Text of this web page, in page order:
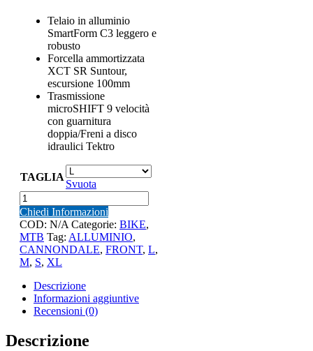
Telaio in alluminio
SmartForm C3 leggero e
robusto
Forcella ammortizzata
XCT SR Suntour,
escursione 100mm
Trasmissione
microSHIFT 9 velocità
con guarnitura
doppia/Freni a disco
idraulici Tektro
TAGLIA
Svuota
CANNONDALE
29
TRAIL
7
GRN
quantità
Chiedi Informazioni
COD: N/A Categorie: BIKE,
MTB Tag: ALLUMINIO,
CANNONDALE, FRONT, L,
M, S, XL
Descrizione
Informazioni aggiuntive
Recensioni (0)
Descrizione